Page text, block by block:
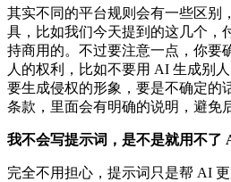
其实不同的平台规则会有一些区别
具，比如我们今天提到的这几个，
持商用的。不过要注意一点，你要
人的权利，比如不要用 AI 生成别
要生成侵权的形象，要是不确定的
条款，里面会有明确的说明，避免
我不会写提示词，是不是就用不了
完全不用担心，提示词只是帮 AI